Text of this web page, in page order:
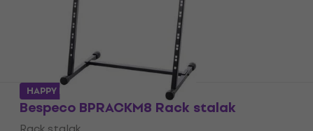
Bespeco BPRACKM8 Rack stalak
HAPPY HOUR